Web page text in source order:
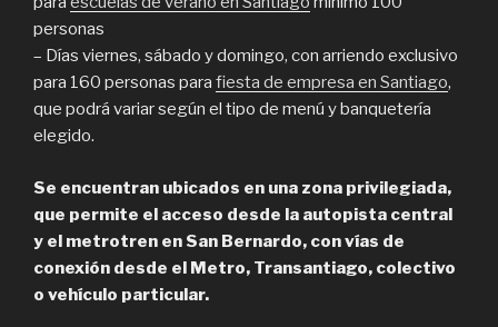
personas
– Días viernes, sábado y domingo, con arriendo exclusivo
para 160 personas para fiesta de empresa en Santiago,
que podrá variar según el tipo de menú y banquetería
elegido.
Se encuentran ubicados en una zona privilegiada,
que permite el acceso desde la autopista central
y el metrotren en San Bernardo, con vías de
conexión desde el Metro, Transantiago, colectivo
o vehículo particular.